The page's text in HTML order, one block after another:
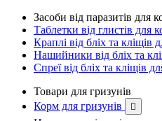
Засоби від паразитів для
Таблетки від глистів для
Краплі від бліх та кліщів
Нашийники від бліх та
Спреї від бліх та кліщів
Товари для гризунів
Корм для гризунів
